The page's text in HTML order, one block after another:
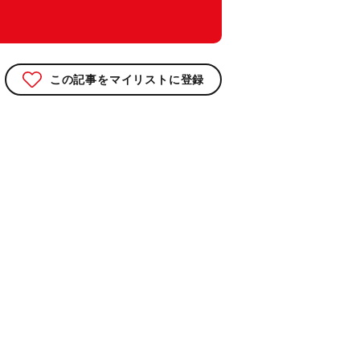
この記事をマイリストに登録